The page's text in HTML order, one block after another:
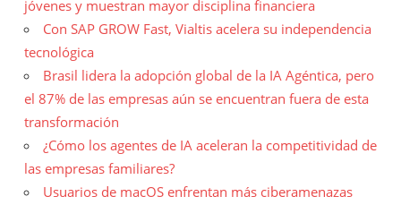
jóvenes y muestran mayor disciplina financiera
Con SAP GROW Fast, Vialtis acelera su independencia
tecnológica
Brasil lidera la adopción global de la IA Agéntica, pero
el 87% de las empresas aún se encuentran fuera de esta
transformación
¿Cómo los agentes de IA aceleran la competitividad de
las empresas familiares?
Usuarios de macOS enfrentan más ciberamenazas